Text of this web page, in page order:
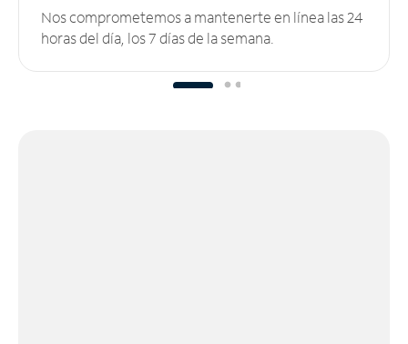
Nos comprometemos a mantenerte en línea las 24
horas del día, los 7 días de la semana.